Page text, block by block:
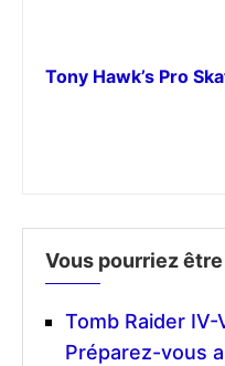
Tony Hawk’s Pro
Vous pourriez
Tomb Raider
Préparez-vous